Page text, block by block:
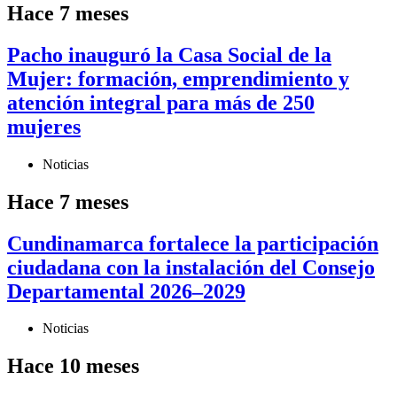
Hace 7 meses
Pacho inauguró la Casa Social de la
Mujer: formación, emprendimiento y
atención integral para más de 250
mujeres
Noticias
Hace 7 meses
Cundinamarca fortalece la participación
ciudadana con la instalación del Consejo
Departamental 2026–2029
Noticias
Hace 10 meses